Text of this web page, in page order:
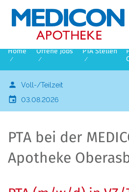

DE EN
Home Offene Jobs PTA Stellen
Voll-/Teilzeit
03.08.2026
PTA bei der
Apotheke